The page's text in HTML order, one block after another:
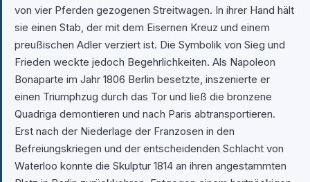
von vier Pferden gezogenen Streitwagen. In ihrer Hand hält
sie einen Stab, der mit dem Eisernen Kreuz und einem
preußischen Adler verziert ist. Die Symbolik von Sieg und
Frieden weckte jedoch Begehrlichkeiten. Als Napoleon
Bonaparte im Jahr 1806 Berlin besetzte, inszenierte er
einen Triumphzug durch das Tor und ließ die bronzene
Quadriga demontieren und nach Paris abtransportieren.
Erst nach der Niederlage der Franzosen in den
Befreiungskriegen und der entscheidenden Schlacht von
Waterloo konnte die Skulptur 1814 an ihren angestammten